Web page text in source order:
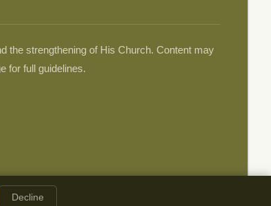
the strengthening of His Church. Content may
for full guidelines.
Decline